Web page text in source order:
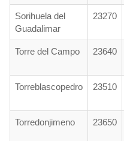
Sorihuela del
Guadalimar
23270
Torre del Campo 23640
Torreblascopedro 23510
Torredonjimeno 23650